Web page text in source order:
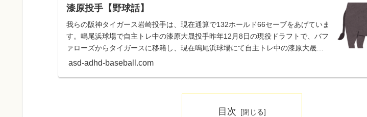
漆原投手【野球話】
我らの阪神タイガース岩崎投手は、現在通算で132ホールド66セーブをあげていま
す。鳴尾浜球場で自主トレ中の漆原大晟投手昨年12月8日の現役ドラフトで、バフ
ァローズからタイガースに移籍し、現在鳴尾浜球場にて自主トレ中の漆原大晟投
手。昨日は、今...
asd-adhd-baseball.com
目次